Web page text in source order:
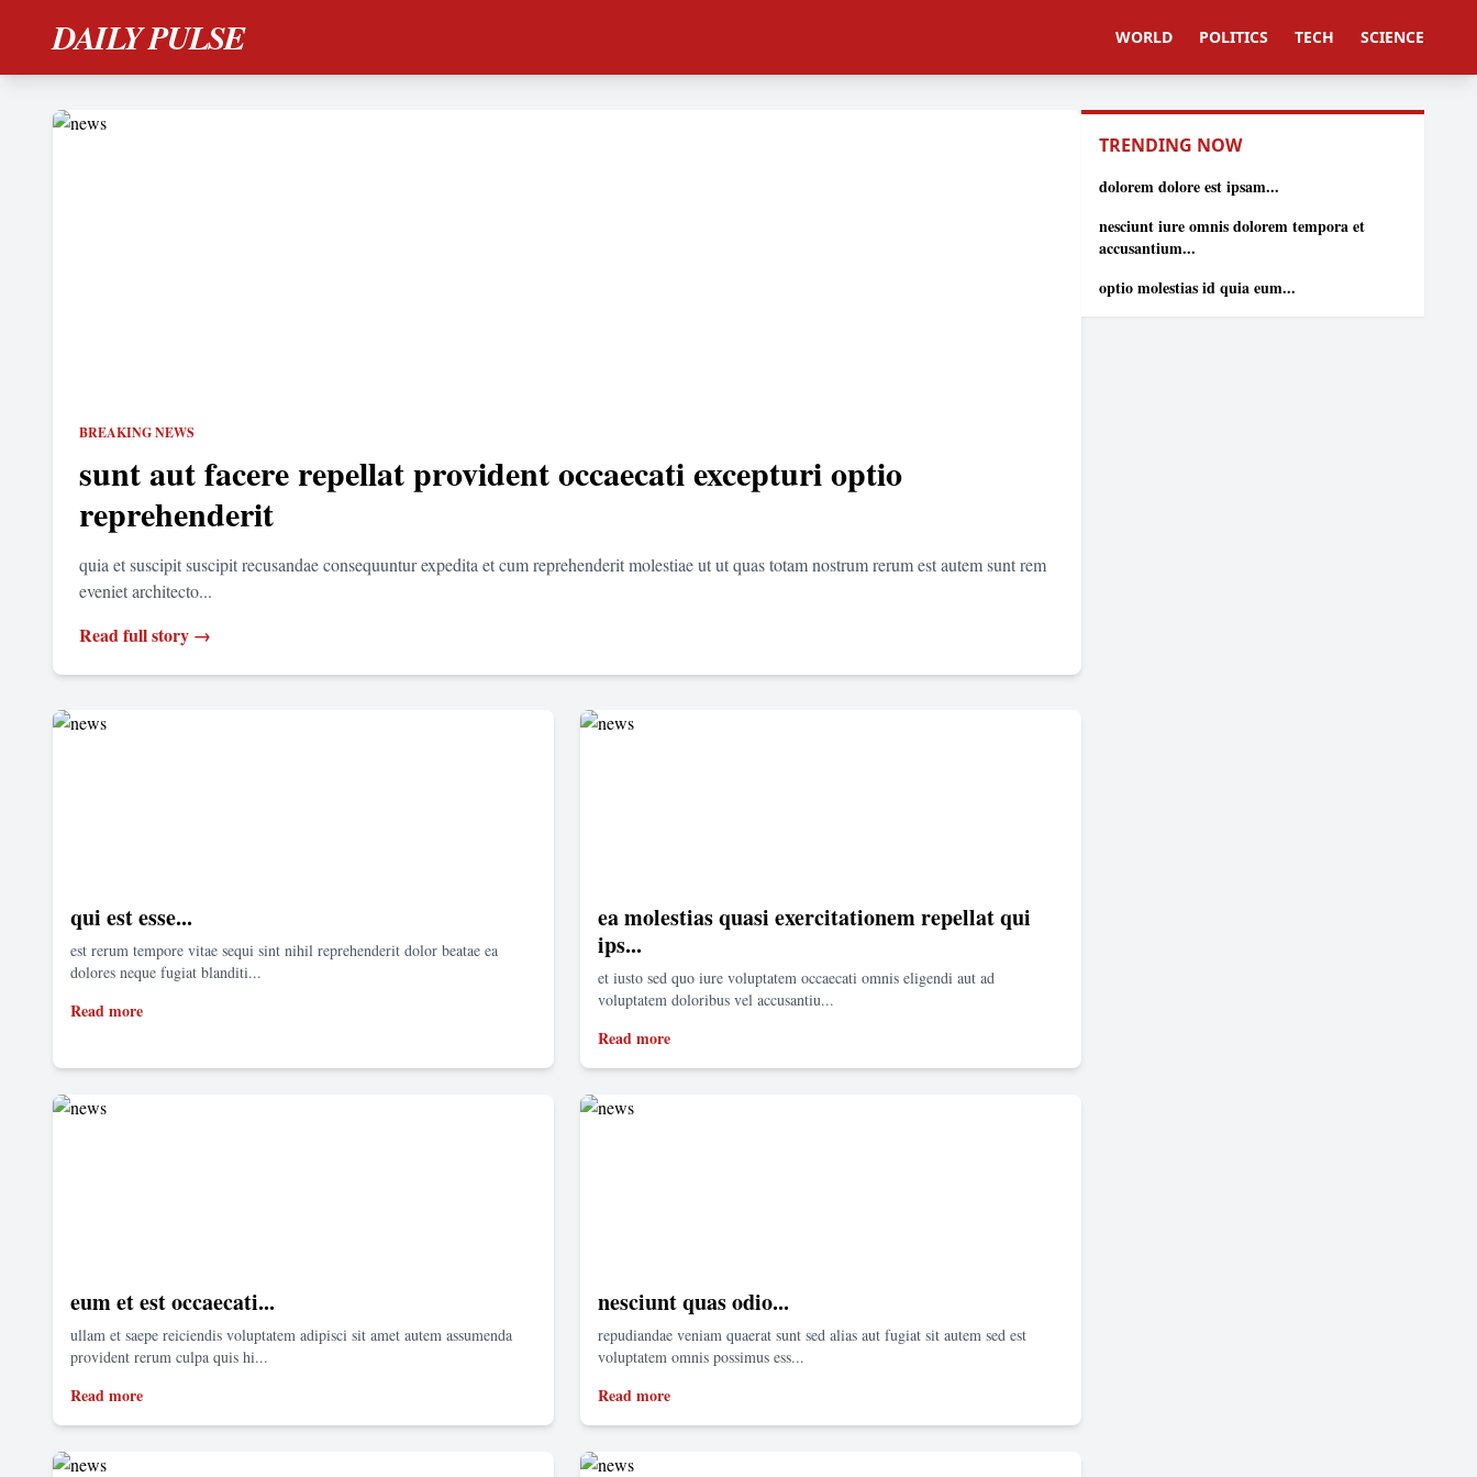
DAILY PULSE WORLD POLITICS TECH SCIENCE
BREAKING NEWS
sunt aut facere repellat provident occaecati excepturi optio
reprehenderit
quia et suscipit suscipit recusandae consequuntur expedita et cum reprehenderit molestiae ut ut quas totam nostrum rerum est autem sunt rem
eveniet architecto...
Read full story →
qui est esse...
est rerum tempore vitae sequi sint nihil reprehenderit dolor beatae ea
dolores neque fugiat blanditi...
Read more
ea molestias quasi exercitationem repellat qui
ips...
et iusto sed quo iure voluptatem occaecati omnis eligendi aut ad
voluptatem doloribus vel accusantiu...
Read more
eum et est occaecati...
ullam et saepe reiciendis voluptatem adipisci sit amet autem assumenda
provident rerum culpa quis hi...
Read more
nesciunt quas odio...
repudiandae veniam quaerat sunt sed alias aut fugiat sit autem sed est
voluptatem omnis possimus ess...
Read more
TRENDING NOW
dolorem dolore est ipsam...
nesciunt iure omnis dolorem tempora et
accusantium...
optio molestias id quia eum...